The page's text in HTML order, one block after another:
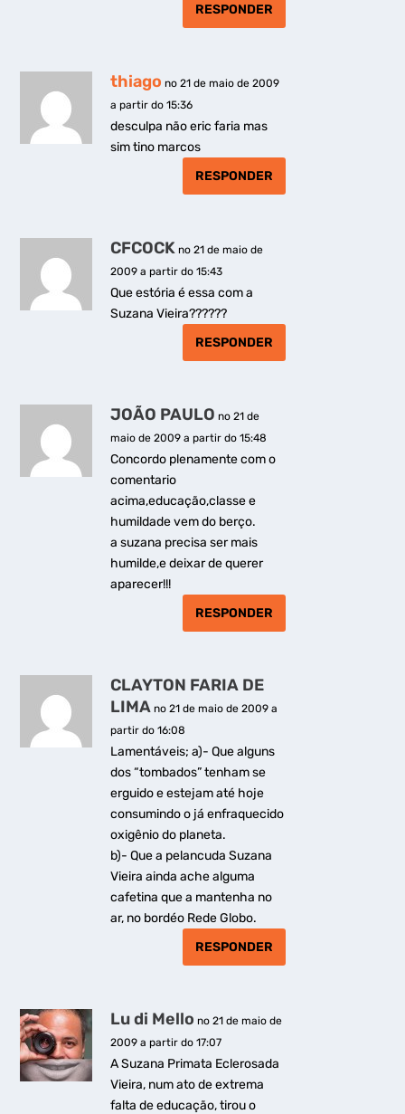
RESPONDER
thiago no 21 de maio de 2009
a partir do 15:36
desculpa não eric faria mas
sim tino marcos
RESPONDER
CFCOCK no 21 de maio de
2009 a partir do 15:43
Que estória é essa com a
Suzana Vieira??????
RESPONDER
JOÃO PAULO no 21 de
maio de 2009 a partir do 15:48
Concordo plenamente com o
comentario
acima,educação,classe e
humildade vem do berço.
a suzana precisa ser mais
humilde,e deixar de querer
aparecer!!!
RESPONDER
CLAYTON FARIA DE
LIMA no 21 de maio de 2009 a
partir do 16:08
Lamentáveis; a)- Que alguns
dos “tombados” tenham se
erguido e estejam até hoje
consumindo o já enfraquecido
oxigênio do planeta.
b)- Que a pelancuda Suzana
Vieira ainda ache alguma
cafetina que a mantenha no
ar, no bordéo Rede Globo.
RESPONDER
Lu di Mello no 21 de maio de
2009 a partir do 17:07
A Suzana Primata Eclerosada
Vieira, num ato de extrema
falta de educação, tirou o